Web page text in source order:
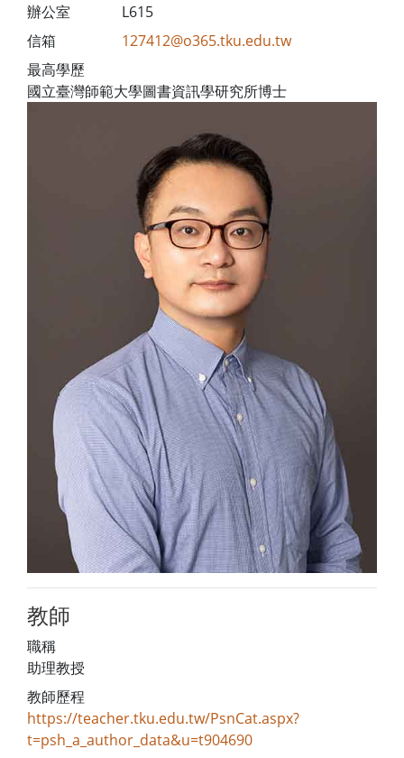
辦公室
L615
信箱
127412@o365.tku.edu.tw
最高學歷
國立臺灣師範大學圖書資訊學研究所博士
教師
職稱
助理教授
教師歷程
https://teacher.tku.edu.tw/PsnCat.aspx?
t=psh_a_author_data&u=t904690